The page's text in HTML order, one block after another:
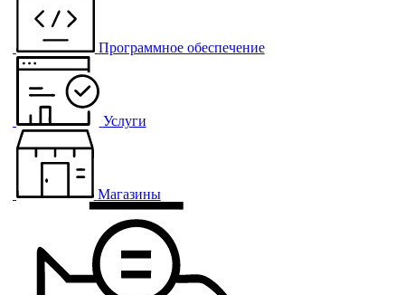
Программное обеспечение
Услуги
Магазины